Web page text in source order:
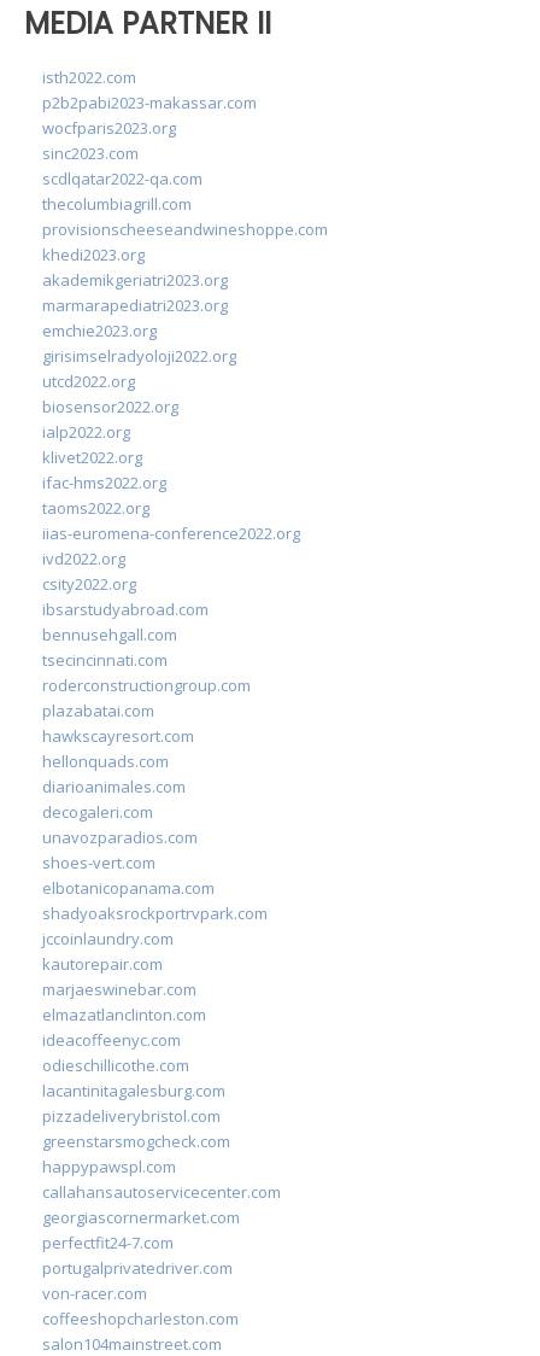
MEDIA PARTNER II
isth2022.com
p2b2pabi2023-makassar.com
wocfparis2023.org
sinc2023.com
scdlqatar2022-qa.com
thecolumbiagrill.com
provisionscheeseandwineshoppe.com
khedi2023.org
akademikgeriatri2023.org
marmarapediatri2023.org
emchie2023.org
girisimselradyoloji2022.org
utcd2022.org
biosensor2022.org
ialp2022.org
klivet2022.org
ifac-hms2022.org
taoms2022.org
iias-euromena-conference2022.org
ivd2022.org
csity2022.org
ibsarstudyabroad.com
bennusehgall.com
tsecincinnati.com
roderconstructiongroup.com
plazabatai.com
hawkscayresort.com
hellonquads.com
diarioanimales.com
decogaleri.com
unavozparadios.com
shoes-vert.com
elbotanicopanama.com
shadyoaksrockportrvpark.com
jccoinlaundry.com
kautorepair.com
marjaeswinebar.com
elmazatlanclinton.com
ideacoffeenyc.com
odieschillicothe.com
lacantinitagalesburg.com
pizzadeliverybristol.com
greenstarsmogcheck.com
happypawspl.com
callahansautoservicecenter.com
georgiascornermarket.com
perfectfit24-7.com
portugalprivatedriver.com
von-racer.com
coffeeshopcharleston.com
salon104mainstreet.com